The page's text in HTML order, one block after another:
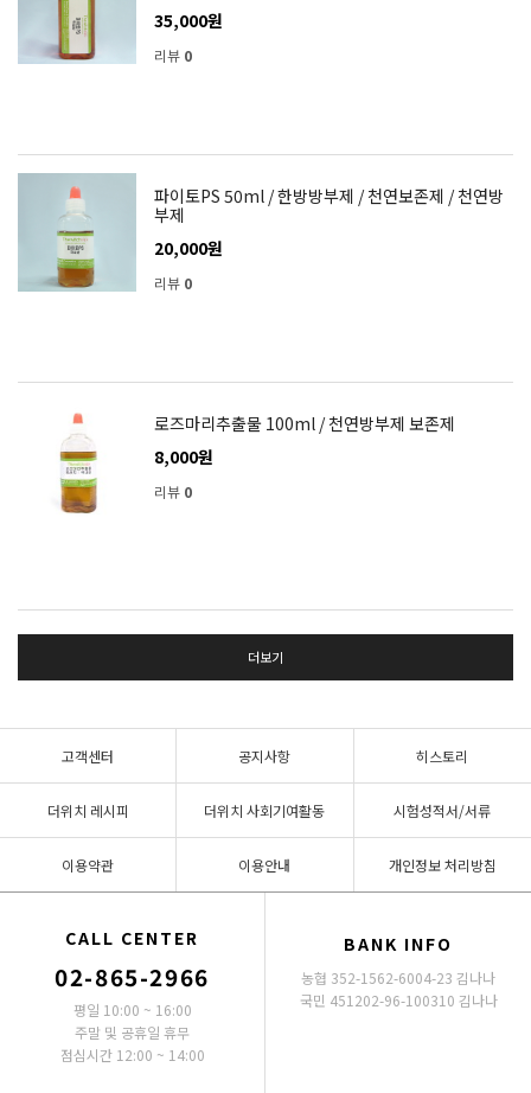
35,000원
리뷰 0
파이토PS 50ml / 한방방부제 / 천연보존제 / 천연방
부제
20,000원
리뷰 0
로즈마리추출물 100ml / 천연방부제 보존제
8,000원
리뷰 0
더보기
고객센터 공지사항 히스토리
더위치 레시피 더위치 사회기여활동 시험성적서/서류
이용약관 이용안내 개인정보 처리방침
CALL CENTER
02-865-2966
평일 10:00 ~ 16:00
주말 및 공휴일 휴무
점심시간 12:00 ~ 14:00
BANK INFO
농협 352-1562-6004-23 김나나
국민 451202-96-100310 김나나